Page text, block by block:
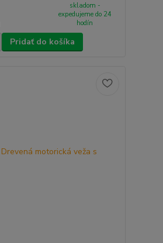
skladom -
expedujeme do 24
hodín
Pridať do košíka